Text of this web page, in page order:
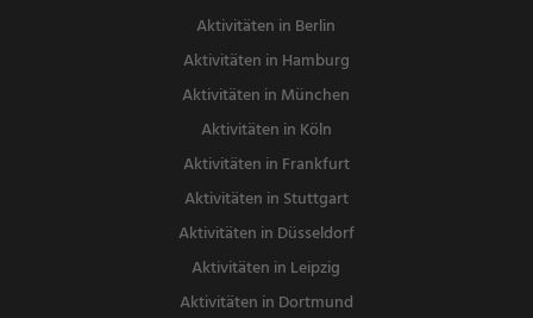
Aktivitäten in Berlin
Aktivitäten in Hamburg
Aktivitäten in München
Aktivitäten in Köln
Aktivitäten in Frankfurt
Aktivitäten in Stuttgart
Aktivitäten in Düsseldorf
Aktivitäten in Leipzig
Aktivitäten in Dortmund